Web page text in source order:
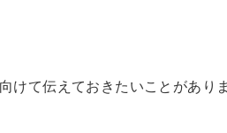
けて伝えておきたいことがあり